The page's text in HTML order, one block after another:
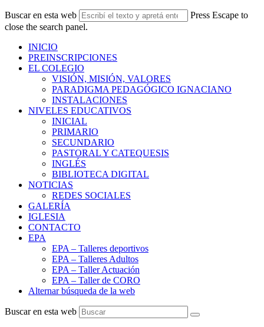
Buscar en esta web
Press Escape to
close the search panel.
INICIO
PREINSCRIPCIONES
EL COLEGIO
VISIÓN, MISIÓN, VALORES
PARADIGMA PEDAGÓGICO IGNACIANO
INSTALACIONES
NIVELES EDUCATIVOS
INICIAL
PRIMARIO
SECUNDARIO
PASTORAL Y CATEQUESIS
INGLÉS
BIBLIOTECA DIGITAL
NOTICIAS
REDES SOCIALES
GALERÍA
IGLESIA
CONTACTO
EPA
EPA – Talleres deportivos
EPA – Talleres Adultos
EPA – Taller Actuación
EPA – Taller de CORO
Alternar búsqueda de la web
Buscar en esta web